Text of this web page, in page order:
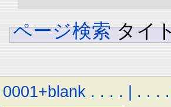
ページ検索 タイ
0001+blank . . . . | . . . .